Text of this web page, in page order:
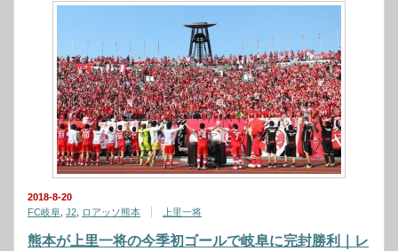
2018-8-20
FC岐阜 J2 ロアッソ熊本 上里一将
熊本が上里一将の今季初ゴールで岐阜に完封勝利｜レ